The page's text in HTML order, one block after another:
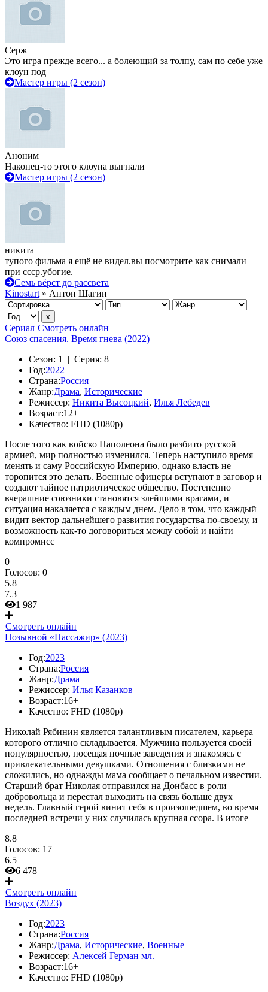
Серж
Это игра прежде всего... а болеющий за толпу, сам по себе уже
клоун под
Мастер игры (2 сезон)
Аноним
Наконец-то этого клоуна выгнали
Мастер игры (2 сезон)
никита
тупого фильма я ещё не видел.вы посмотрите как снимали
при ссср.убогие.
Семь вёрст до рассвета
Kinostart » Антон Шагин
Сериал Смотреть онлайн
Союз спасения. Время гнева (2022)
Сезон: 1 | Серия: 8
Год:2022
Страна:Россия
Жанр:Драма, Исторические
Режиссер: Никита Высоцкий, Илья Лебедев
Возраст:12+
Качество: FHD (1080p)
После того как войско Наполеона было разбито русской
армией, мир полностью изменился. Теперь наступило время
менять и саму Российскую Империю, однако власть не
торопится это делать. Военные офицеры вступают в заговор и
создают тайное патриотическое общество. Постепенно
вчерашние союзники становятся злейшими врагами, и
ситуация накаляется с каждым днем. Дело в том, что каждый
видит вектор дальнейшего развития государства по-своему, и
возможность как-то договориться между собой и найти
компромисс
0
Голосов: 0
5.8
7.3
1 987
Смотреть онлайн
Позывной «Пассажир» (2023)
Год:2023
Страна:Россия
Жанр:Драма
Режиссер: Илья Казанков
Возраст:16+
Качество: FHD (1080p)
Николай Рябинин является талантливым писателем, карьера
которого отлично складывается. Мужчина пользуется своей
популярностью, посещая ночные заведения и знакомясь с
привлекательными девушками. Отношения с близкими не
сложились, но однажды мама сообщает о печальном известии.
Старший брат Николая отправился на Донбасс в роли
добровольца и перестал выходить на связь больше двух
недель. Главный герой винит себя в произошедшем, во время
последней встречи у них случилась крупная ссора. В итоге
8.8
Голосов: 17
6.5
6 478
Смотреть онлайн
Воздух (2023)
Год:2023
Страна:Россия
Жанр:Драма, Исторические, Военные
Режиссер: Алексей Герман мл.
Возраст:16+
Качество: FHD (1080p)